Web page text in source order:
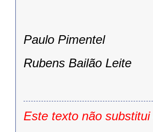
Paulo Pimentel
Rubens Bailão Leite
Este texto não